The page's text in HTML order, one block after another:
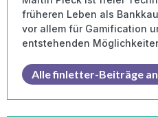
früheren Leben als
vor allem für Gamification
entstehenden
Alle finletter-Beiträge